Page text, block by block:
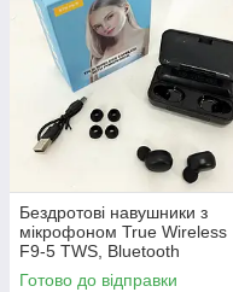
Бездротові навушники з
мікрофоном True Wireless
F9-5 TWS, Bluetooth
навушники бездротові IU-42
Готово до відправки